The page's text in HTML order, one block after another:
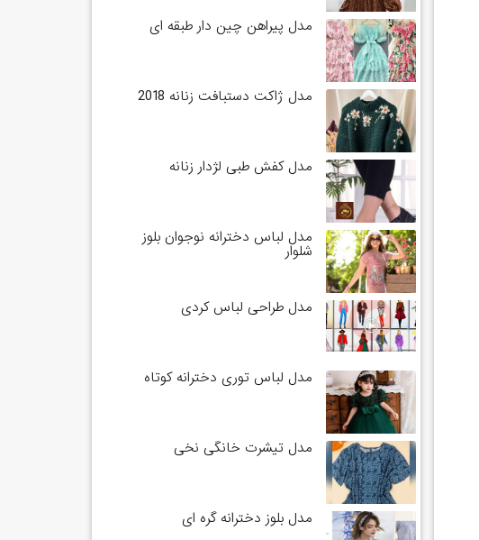
مدل پیراهن چین دار طبقه ای
مدل ژاکت دستبافت زنانه 2018
مدل کفش طبی لژدار زنانه
مدل لباس دخترانه نوجوان بلوز
شلوار
مدل طراحی لباس کردی
مدل لباس توری دخترانه کوتاه
مدل تیشرت خانگی نخی
مدل بلوز دخترانه گره ای